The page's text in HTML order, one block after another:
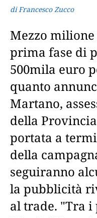
di Francesco Zucco
Mezzo
prima fase di
500mila euro
quanto
Martano,
della
portata a
della
seguiranno
la pubblicità
al trade. "Tra